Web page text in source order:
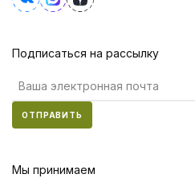
Подписаться на рассылку
ОТПРАВИТЬ
Мы принимаем